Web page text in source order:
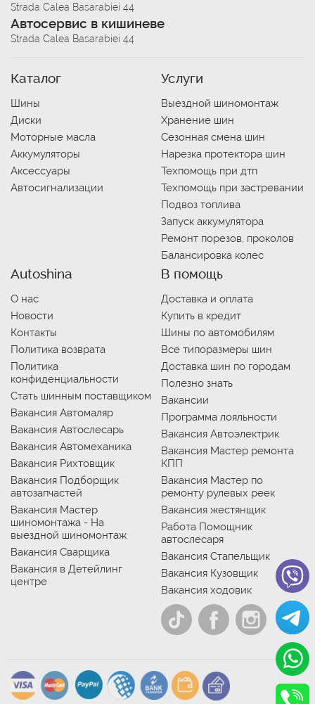
Strada Calea Basarabiei 44
Автосервис в кишиневе
Strada Calea Basarabiei 44
Каталог
Шины
Диски
Моторные масла
Аккумуляторы
Аксессуары
Автосигнализации
Услуги
Выездной шиномонтаж
Хранение шин
Сезонная смена шин
Нарезка протектора шин
Техпомощь при дтп
Техпомощь при застревании
Подвоз топлива
Запуск аккумулятора
Ремонт порезов, проколов
Балансировка колес
Autoshina
О нас
Новости
Контакты
Политика возврата
Политика
конфиденциальности
Стать шинным поставщиком
Вакансия Автомаляр
Вакансия Автослесарь
Вакансия Автомеханика
Вакансия Рихтовщик
Вакансия Подборщик
автозапчастей
Вакансия Мастер
шиномонтажа - На
выездной шиномонтаж
Вакансия Сварщика
Вакансия в Детейлинг
центре
В помощь
Доставка и оплата
Купить в кредит
Шины по автомобилям
Все типоразмеры шин
Доставка шин по городам
Полезно знать
Вакансии
Программа лояльности
Вакансия Автоэлектрик
Вакансия Мастер ремонта
КПП
Вакансия Мастер по
ремонту рулевых реек
Вакансия жестянщик
Работа Помощник
автослесаря
Вакансия Стапельщик
Вакансия Кузовщик
Вакансия ходовик